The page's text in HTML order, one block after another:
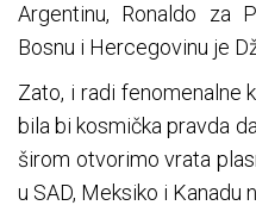
Argentinu, Ronaldo za
Bosnu i Hercegovinu je
Zato, i radi fenomenalne
bila bi kosmička pravda
širom otvorimo vrata
u SAD, Meksiko i Kanadu